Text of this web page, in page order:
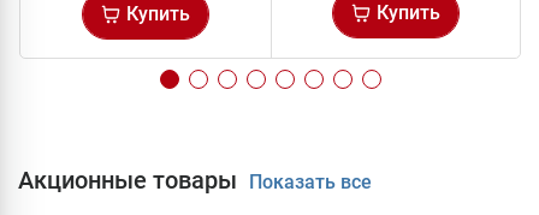
Купить
Купить
Акционные товары Показать все